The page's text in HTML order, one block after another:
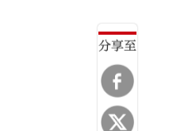
分享至